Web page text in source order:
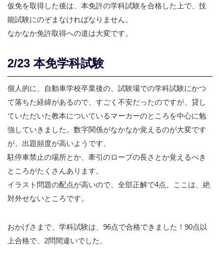
仮免を取得した後は、本免許の学科試験を合格した上で、技
能試験にのぞまなければなりません。
なかなか免許取得への道は大変です。
2/23 本免学科試験
個人的に、自動車学校卒業後の、試験場での学科試験にかつ
て落ちた経緯があるので、すごく不安だったのですが、貸し
ていただいた教本についているマーカーのところを中心に勉
強していきました。数字関係がなかなか覚えるのが大変です
が、出題頻度が高いようです。
駐停車禁止の場所とか、牽引のロープの長さとか覚えるべき
ところがたくさんあります。
イラスト問題の配点が高いので、全部正解で4点。ここは、絶
対外せないところです。
おかげさまで、学科試験は、96点で合格できました！90点以
上合格で、2問間違いでした。